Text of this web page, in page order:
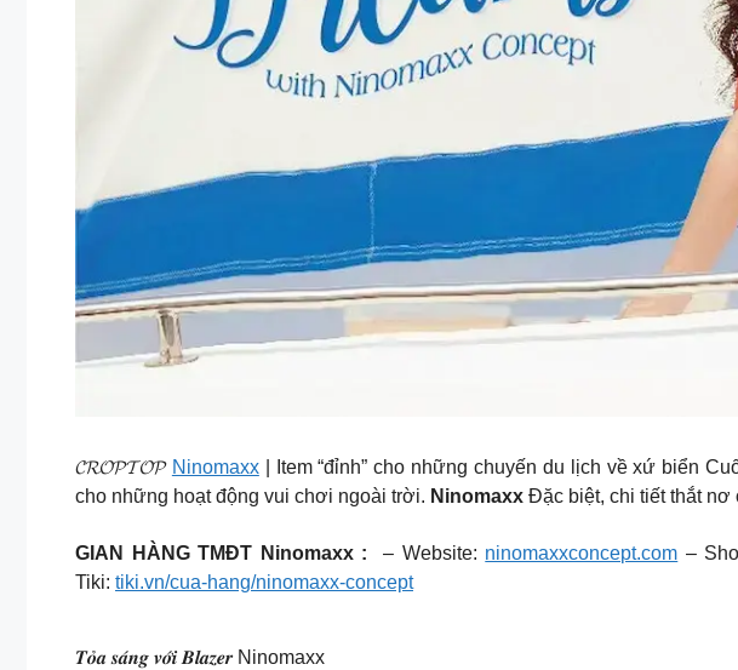
𝓒𝓡𝓞𝓟𝓣𝓞𝓟 Ninomaxx| Item “đỉnh” cho những chuyến du lịch về xứ biển
cho những hoạt động vui chơi ngoài trời. Ninomaxx Đặc biệt, chi tiết thắt nơ
GIAN HÀNG TMĐT Ninomaxx : – Website: ninomaxxconcept.com –
Tiki: tiki.vn/cua-hang/ninomaxx-concept
𝑻𝒐̉𝒂 𝒔𝒂́𝒏𝒈 𝒗𝒐̛́𝒊 𝑩𝒍𝒂𝒛𝒆𝒓 Ninomaxx